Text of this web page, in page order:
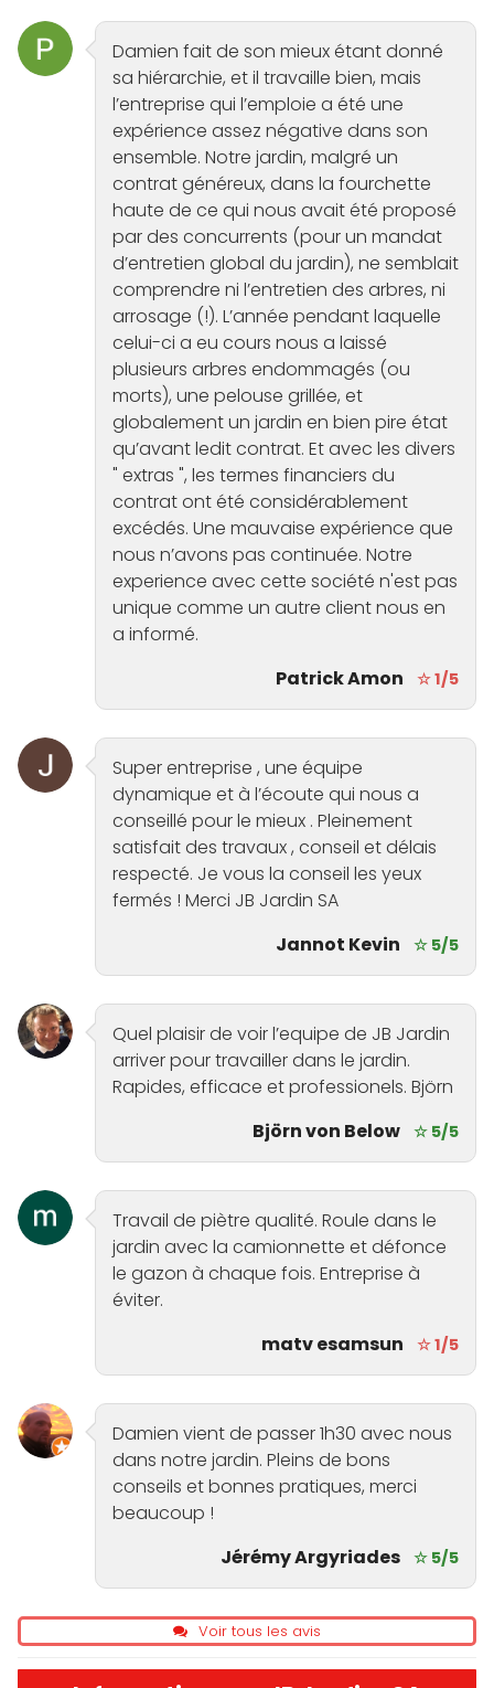
Damien fait de son mieux étant donné
sa hiérarchie, et il travaille bien, mais
l’entreprise qui l’emploie a été une
expérience assez négative dans son
ensemble. Notre jardin, malgré un
contrat généreux, dans la fourchette
haute de ce qui nous avait été proposé
par des concurrents (pour un mandat
d’entretien global du jardin), ne semblait
comprendre ni l’entretien des arbres, ni
arrosage (!). L’année pendant laquelle
celui-ci a eu cours nous a laissé
plusieurs arbres endommagés (ou
morts), une pelouse grillée, et
globalement un jardin en bien pire état
qu’avant ledit contrat. Et avec les divers
" extras ", les termes financiers du
contrat ont été considérablement
excédés. Une mauvaise expérience que
nous n’avons pas continuée. Notre
experience avec cette société n'est pas
unique comme un autre client nous en
a informé.
Patrick Amon
☆ 1/5
Super entreprise , une équipe
dynamique et à l’écoute qui nous a
conseillé pour le mieux . Pleinement
satisfait des travaux , conseil et délais
respecté. Je vous la conseil les yeux
fermés ! Merci JB Jardin SA
Jannot Kevin
☆ 5/5
Quel plaisir de voir l’equipe de JB Jardin
arriver pour travailler dans le jardin.
Rapides, efficace et professionels. Björn
Björn von Below ☆ 5/5
Travail de piètre qualité. Roule dans le
jardin avec la camionnette et défonce
le gazon à chaque fois. Entreprise à
éviter.
matv esamsun
☆ 1/5
Damien vient de passer 1h30 avec nous
dans notre jardin. Pleins de bons
conseils et bonnes pratiques, merci
beaucoup !
Jérémy Argyriades ☆ 5/5
Voir tous les avis